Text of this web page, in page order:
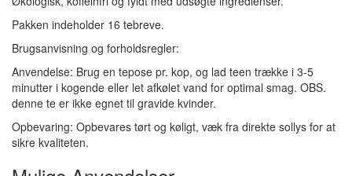
Pakken indeholder 16 tebreve.
Brugsanvisning og forholdsregler:
Anvendelse: Brug en tepose pr. kop, og lad teen trække i 3-5
minutter i kogende eller let afkølet vand for optimal smag. OBS.
denne te er ikke egnet til gravide kvinder.
Opbevaring: Opbevares tørt og køligt, væk fra direkte sollys for at
sikre kvaliteten.